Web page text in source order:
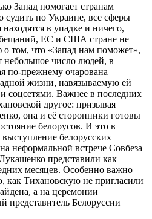
Запад помогает странам
по Украине, все сферы
в упадке и ничего,
ЕС и США стране не
том, что «Запад нам поможет»,
небольшое число людей, в
по-прежнему очарована
жизни, навязываемую ей
соцсетями. Важнее в последних
другое: призывая
она и её сторонники готовы
белорусов. И это в
белорусских
неформальной встрече Совбеза
представили как
месяцев. Особенно важно
как Тихановскую не пригласили
а на церемонии
представитель Белоруссии